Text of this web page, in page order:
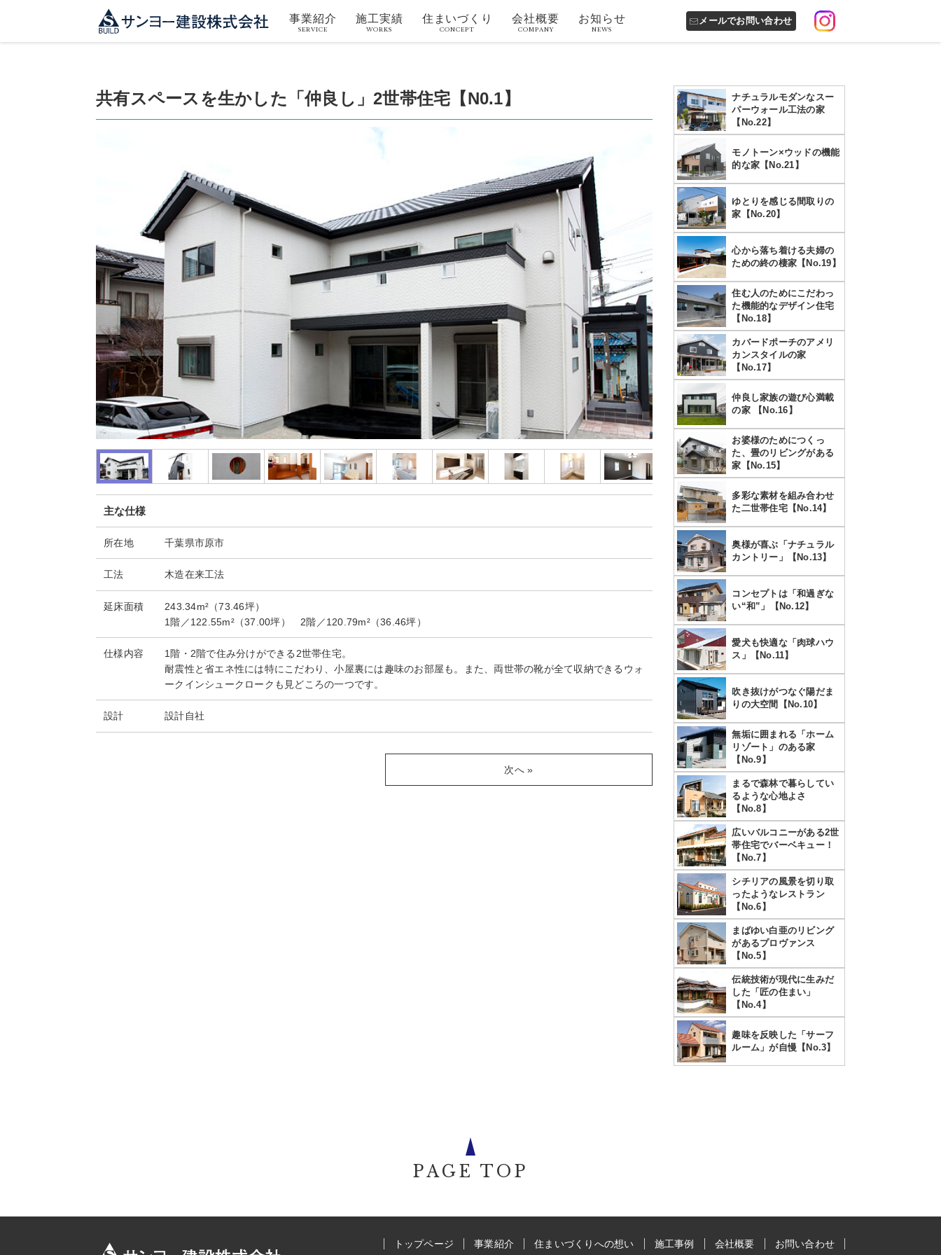
事業紹介
SERVICE
施工実績
WORKS
住まいづくり
CONCEPT
会社概要
COMPANY
お知らせ
NEWS
メールでお問い合わせ
共有スペースを生かした「仲良し」2世帯住宅【N0.1】
主な仕様
所在地 千葉県市原市
工法 木造在来工法
延床面積
243.34m²（73.46坪）
1階／122.55m²（37.00坪） 2階／120.79m²（36.46坪）
仕様内容
1階・2階で住み分けができる2世帯住宅。
耐震性と省エネ性には特にこだわり、小屋裏には趣味のお部屋も。また、両世帯の靴が全て収納できるウォ
ークインシュークロークも見どころの一つです。
設計 設計自社
次へ »
ナチュラルモダンなスー
パーウォール工法の家
【No.22】
モノトーン×ウッドの機能
的な家【No.21】
ゆとりを感じる間取りの
家【No.20】
心から落ち着ける夫婦の
ための終の棲家【No.19】
住む人のためにこだわっ
た機能的なデザイン住宅
【No.18】
カバードポーチのアメリ
カンスタイルの家
【No.17】
仲良し家族の遊び心満載
の家 【No.16】
お婆様のためにつくっ
た、畳のリビングがある
家【No.15】
多彩な素材を組み合わせ
た二世帯住宅【No.14】
奥様が喜ぶ「ナチュラル
カントリー」【No.13】
コンセプトは「和過ぎな
い“和”」【No.12】
愛犬も快適な「肉球ハウ
ス」【No.11】
吹き抜けがつなぐ陽だま
りの大空間【No.10】
無垢に囲まれる「ホーム
リゾート」のある家
【No.9】
まるで森林で暮らしてい
るような心地よさ
【No.8】
広いバルコニーがある2世
帯住宅でバーベキュー！
【No.7】
シチリアの風景を切り取
ったようなレストラン
【No.6】
まばゆい白亜のリビング
があるプロヴァンス
【No.5】
伝統技術が現代に生みだ
した「匠の住まい」
【No.4】
趣味を反映した「サーフ
ルーム」が自慢【No.3】
PAGE TOP
トップページ 事業紹介 住まいづくりへの想い 施工事例 会社概要 お問い合わせ